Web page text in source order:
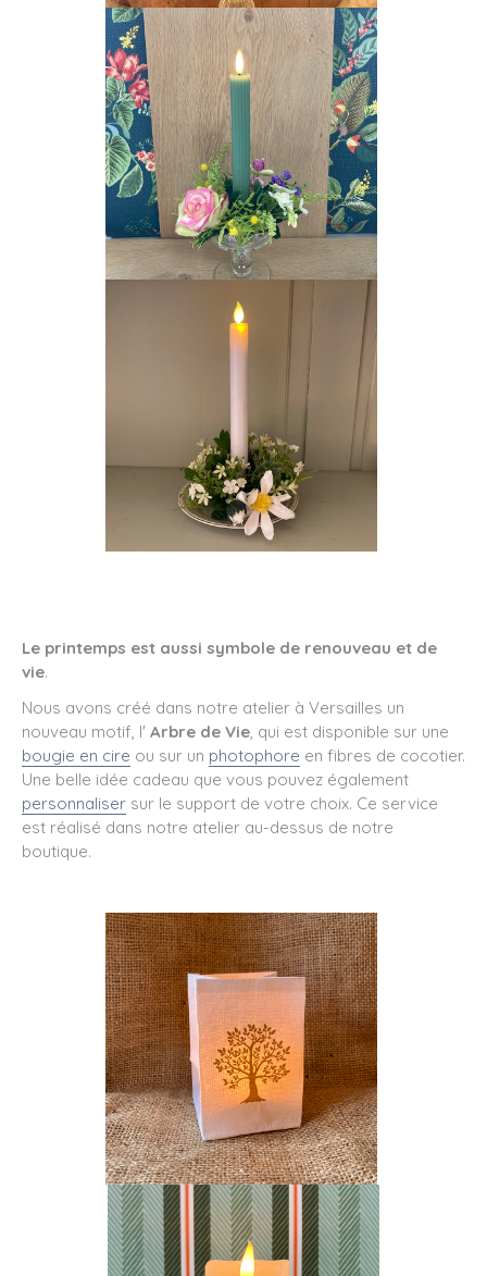
Le printemps est aussi symbole de renouveau et de
vie.
Nous avons créé dans notre atelier à Versailles un
nouveau motif, l' Arbre de Vie, qui est disponible sur une
bougie en cire ou sur un photophore en fibres de cocotier.
Une belle idée cadeau que vous pouvez également
personnaliser sur le support de votre choix. Ce service
est réalisé dans notre atelier au-dessus de notre
boutique.